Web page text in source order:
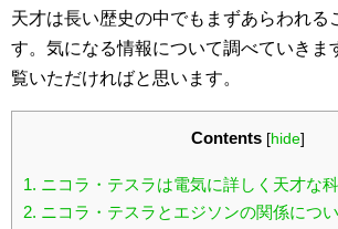
天才は長い歴史の中でもまずあらわれる
す。気になる情報について調べていきま
覧いただければと思います。
Contents [hide]
1. ニコラ・テスラは電気に詳しく天才な科
2. ニコラ・テスラとエジソンの関係につい